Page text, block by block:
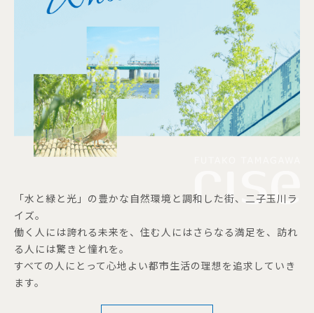
「水と緑と光」の豊かな自然環境と調和した街、二子玉川ラ
イズ。
働く人には誇れる未来を、住む人にはさらなる満足を、訪れ
る人には驚きと憧れを。
すべての人にとって心地よい都市生活の理想を追求していき
ます。